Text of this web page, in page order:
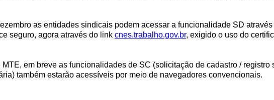
as entidades sindicais podem acessar a funcionalidade SD
seguro, agora através do link cnes.trabalho.gov.br, exigido o uso do
MTE, em breve as funcionalidades de SC (solicitação de cadastro /
também estarão acessíveis por meio de navegadores convencionais.